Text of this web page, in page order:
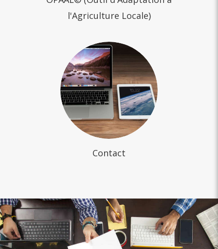
l'Agriculture Locale)
Contact